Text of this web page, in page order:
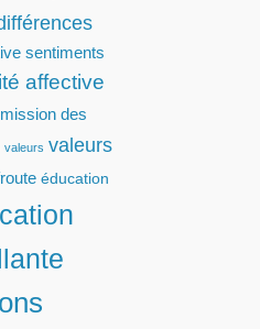
sentiments
affective
des
valeurs valeurs
éducation